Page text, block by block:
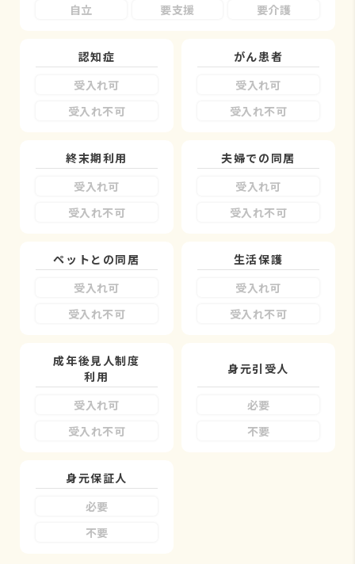
自立
要支援 要介護
認知症
受入れ可
受入れ不可
がん患者
受入れ可
受入れ不可
終末期利用
受入れ可
受入れ不可
夫婦での同居
受入れ可
受入れ不可
ペットとの同居
受入れ可
受入れ不可
生活保護
受入れ可
受入れ不可
成年後見人制度
利用
受入れ可
受入れ不可
身元引受人
必要
不要
身元保証人
必要
不要